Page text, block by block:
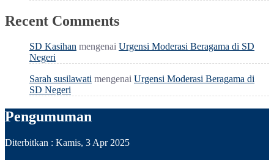
Recent Comments
SD Kasihan mengenai Urgensi Moderasi Beragama di SD
Negeri
Sarah susilawati mengenai Urgensi Moderasi Beragama di
SD Negeri
Pengumuman
Diterbitkan : Kamis, 3 Apr 2025